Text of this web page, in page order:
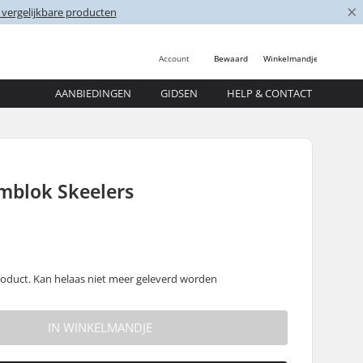
vergelijkbare producten ×
Winkelmandje
Bewaard
Account
AANBIEDINGEN GIDSEN HELP & CONTACT
Skeelers
Kan helaas niet meer geleverd worden
IN WINKELMANDJE